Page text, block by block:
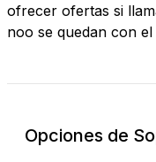
ofrecer ofertas si
noo se quedan con
Opciones de